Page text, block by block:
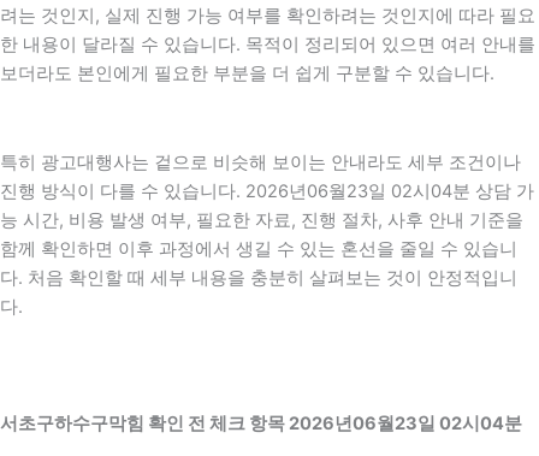
려는 것인지, 실제 진행 가능 여부를 확인하려는 것인지에 따라 필요
한 내용이 달라질 수 있습니다. 목적이 정리되어 있으면 여러 안내를
보더라도 본인에게 필요한 부분을 더 쉽게 구분할 수 있습니다.
특히 광고대행사는 겉으로 비슷해 보이는 안내라도 세부 조건이나
진행 방식이 다를 수 있습니다. 2026년06월23일 02시04분 상담 가
능 시간, 비용 발생 여부, 필요한 자료, 진행 절차, 사후 안내 기준을
함께 확인하면 이후 과정에서 생길 수 있는 혼선을 줄일 수 있습니
다. 처음 확인할 때 세부 내용을 충분히 살펴보는 것이 안정적입니
다.
서초구하수구막힘 확인 전 체크 항목 2026년06월23일 02시04분